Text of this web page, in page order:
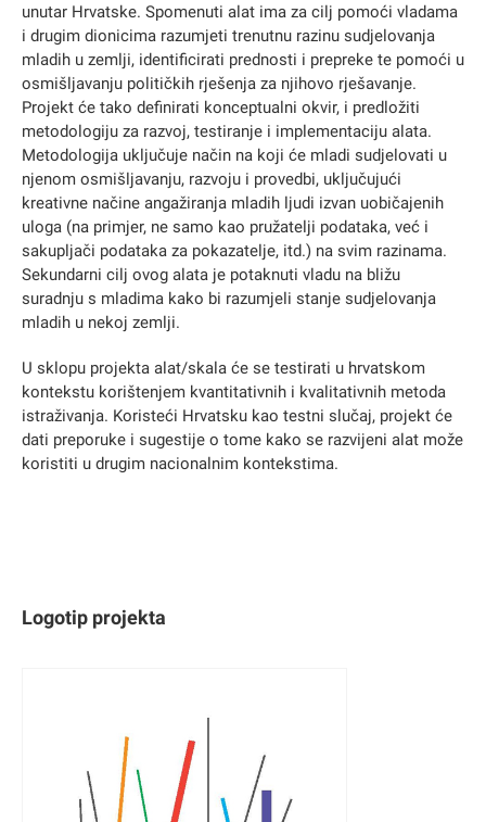
unutar Hrvatske. Spomenuti alat ima za cilj pomoći vladama
i drugim dionicima razumjeti trenutnu razinu sudjelovanja
mladih u zemlji, identificirati prednosti i prepreke te pomoći u
osmišljavanju političkih rješenja za njihovo rješavanje.
Projekt će tako definirati konceptualni okvir, i predložiti
metodologiju za razvoj, testiranje i implementaciju alata.
Metodologija uključuje način na koji će mladi sudjelovati u
njenom osmišljavanju, razvoju i provedbi, uključujući
kreativne načine angažiranja mladih ljudi izvan uobičajenih
uloga (na primjer, ne samo kao pružatelji podataka, već i
sakupljači podataka za pokazatelje, itd.) na svim razinama.
Sekundarni cilj ovog alata je potaknuti vladu na bližu
suradnju s mladima kako bi razumjeli stanje sudjelovanja
mladih u nekoj zemlji.
U sklopu projekta alat/skala će se testirati u hrvatskom
kontekstu korištenjem kvantitativnih i kvalitativnih metoda
istraživanja. Koristeći Hrvatsku kao testni slučaj, projekt će
dati preporuke i sugestije o tome kako se razvijeni alat može
koristiti u drugim nacionalnim kontekstima.
Logotip projekta